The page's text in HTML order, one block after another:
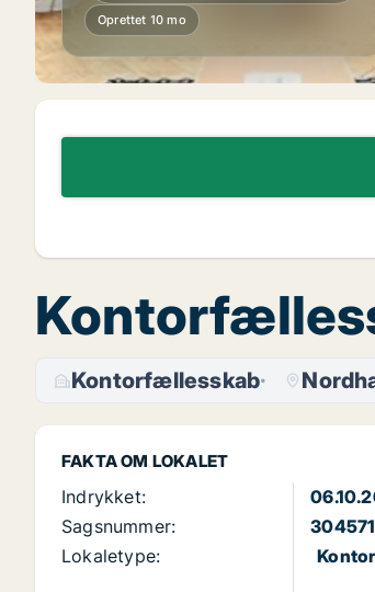
Oprettet 10 mo
Kontorfællesskab
FAKTA OM LOKALET
Indrykket:
Sagsnummer:
304571
Lokaletype: